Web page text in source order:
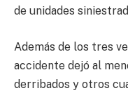
de unidades
Además de los tres
accidente dejó al
derribados y otros